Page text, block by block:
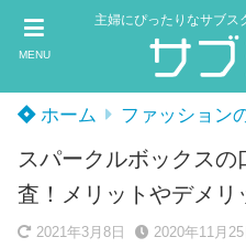
MENU
主婦にぴったりなサブス
ホーム ファッション
スパークルボックス
査！メリットやデメリ
2021年3月8日 2020年11月25